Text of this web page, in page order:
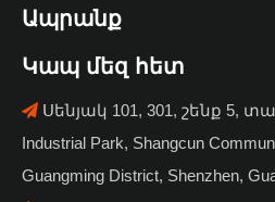
Ապրանք
Կապ մեզ հետ
 Սենյակ 101, 301, շենք 5,
Industrial Park, Shangcun
Guangming District, Shenzhen,